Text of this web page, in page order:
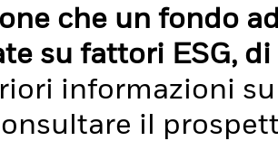
che un fondo
su fattori ESG,
informazioni
il